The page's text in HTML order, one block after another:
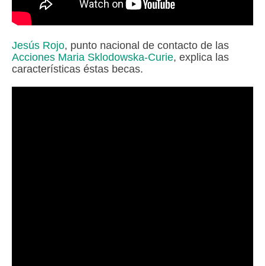
Jesús Rojo, punto nacional de contacto de las
Acciones Maria Sklodowska-Curie, explica las
características éstas becas.